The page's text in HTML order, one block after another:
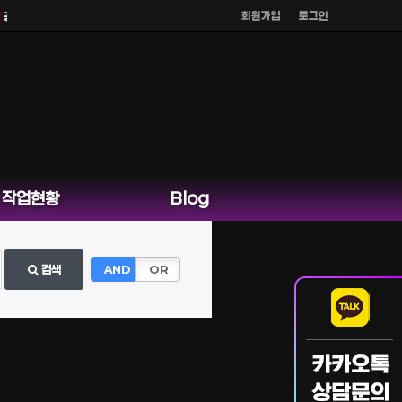
회원가입 로그인
홈페이지 카카오톡 외 다른 채팅은 운영하지 않습니다.
작업현황 Blog
검색 AND OR